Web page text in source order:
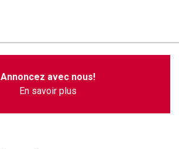
Annoncez avec nous!
En savoir plus